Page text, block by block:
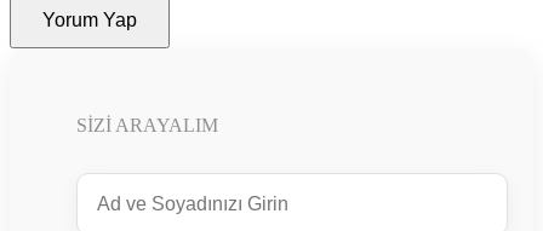
Yorum Yap
SIZI ARAYALIM